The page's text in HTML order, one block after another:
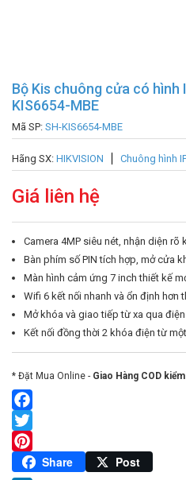
Bộ Kis chuông cửa có hình
KIS6654-MBE
Mã SP: SH-KIS6654-MBE
Hãng SX: HIKVISION Chuông hình
Giá liên hệ
Camera 4MP siêu nét, nhận diện rõ
Bàn phím số PIN tích hợp, mở cửa
Màn hình cảm ứng 7 inch thiết kế
Wifi 6 kết nối nhanh và ổn định hơn
Mở khóa và giao tiếp từ xa qua
Kết nối đồng thời 2 khóa điện từ
* Đặt Mua Online - Giao Hàng COD
Facebook
Twitter
Pinterest
Share Post